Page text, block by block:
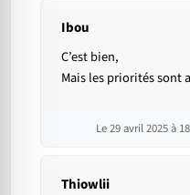
Ibou
C’est bien,
Mais les priorités sont
Le 29 avril 2025 à
Thiowlii